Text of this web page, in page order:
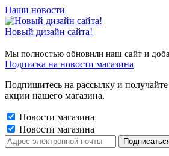
Наши новости
Новый дизайн сайта!
Мы полностью обновили наш сайт и
Подписка на новости магазина
Подпишитесь на рассылку и
акции нашего магазина.
Новости магазина
Новости магазина